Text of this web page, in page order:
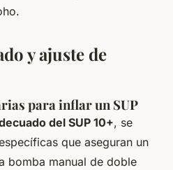
y ajuste de
para inflar un SUP
del SUP 10+, se
que aseguran un
bomba manual de doble